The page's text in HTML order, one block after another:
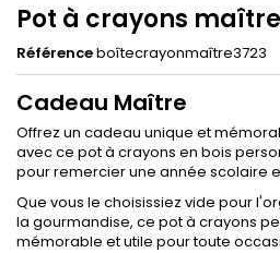
Pot à crayons maître
Référenceboîtecrayonmaître3723
Cadeau Maître
Offrez un cadeau unique et
avec ce pot à crayons en bois
pour remercier une année scolaire
Que vous le choisissiez vide pour
la gourmandise, ce pot à crayons
mémorable et utile pour toute